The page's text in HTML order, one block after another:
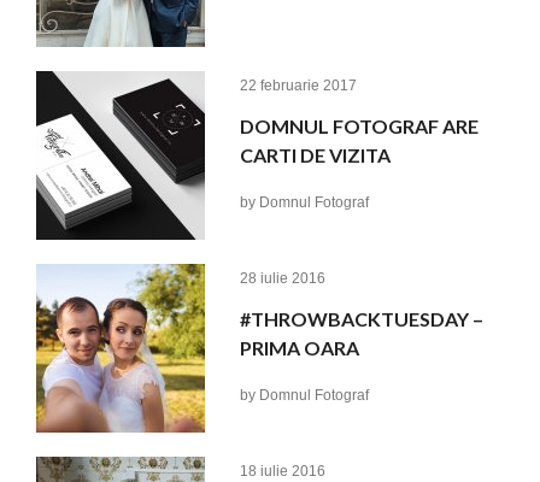
22 februarie 2017
DOMNUL FOTOGRAF ARE
CARTI DE VIZITA
by Domnul Fotograf
28 iulie 2016
#THROWBACKTUESDAY –
PRIMA OARA
by Domnul Fotograf
18 iulie 2016